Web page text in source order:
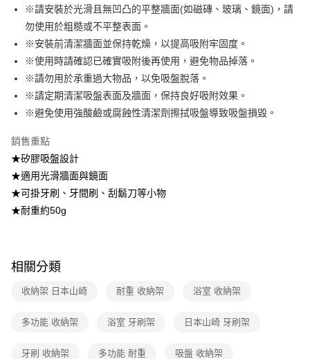
※請安裝於光滑且無凹凸的平整牆面(如磁磚、玻璃、鏡面)，請
勿使用於粗糙或不平整表面。
※安裝前清潔牆面並保持乾燥，以提高吸附牢固度。
※使用時請確認已確實吸附後再使用，避免物品掉落。
※請勿用於承重過大物品，以免吸盤脫落。
※請定期清潔吸盤表面及牆面，保持良好吸附效果。
※避免使用強酸鹼或腐蝕性清潔劑擦拭吸盤導致吸盤損毀。
銷售重點
★矽膠吸盤設計
★適用光滑牆面與鏡面
★可掛牙刷、牙間刷、刮鬍刀等小物
★耐重約50g
相關分類
收納架 日本山崎 耐重 收納架 浴室 收納架
多功能 收納架 浴室 牙刷架 日本山崎 牙刷架
牙刷 收納架 多功能 耐重 吸盤 收納架